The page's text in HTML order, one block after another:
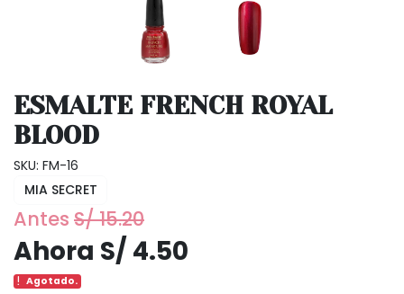
ESMALTE FRENCH ROYAL
BLOOD
SKU: FM-16
MIA SECRET
Antes S/ 15.20
Ahora S/ 4.50
Agotado.